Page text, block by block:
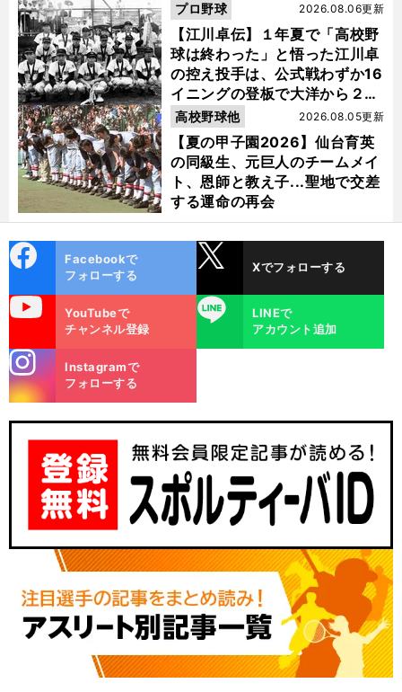
【江川卓伝】１年夏で「高校野
球は終わった」と悟った江川卓
の控え投手は、公式戦わずか16
イニングの登板で大洋から２位
指名を受けた
2026.08.06更新
プロ野球
【夏の甲子園2026】仙台育英
の同級生、元巨人のチームメイ
ト、恩師と教え子...聖地で交差
する運命の再会
2026.08.05更新
高校野球他
ok
Facebookで
フォローする
Xでフォローする
YouTubeで
チャンネル登録
LINE
LINEで
アカウント追加
m
Instagramで
フォローする